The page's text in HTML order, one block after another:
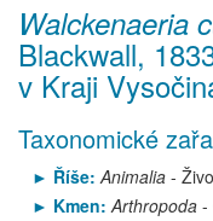
Walckenaeria
Blackwall,
v Kraji
Taxonomické
Říše: Animalia-
Kmen: Arthropoda-